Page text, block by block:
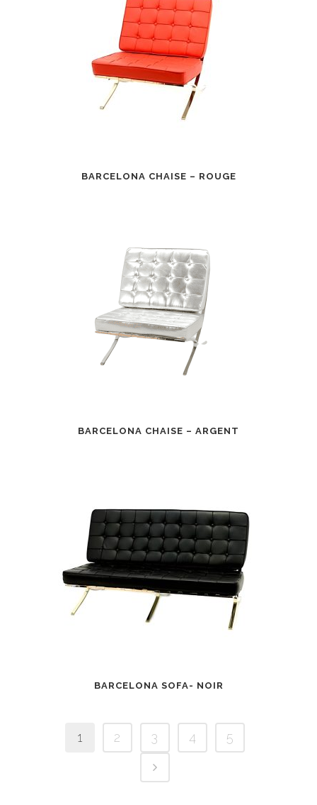
BARCELONA CHAISE – ROUGE
BARCELONA CHAISE – ARGENT
BARCELONA SOFA- NOIR
1 2 3 4 5